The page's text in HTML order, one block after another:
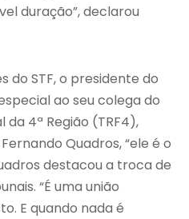
duração”, declarou
do STF, o presidente do
ao seu colega do
da 4ª Região (TRF4),
Quadros, “ele é o
destacou a troca de
“É uma união
E quando nada é